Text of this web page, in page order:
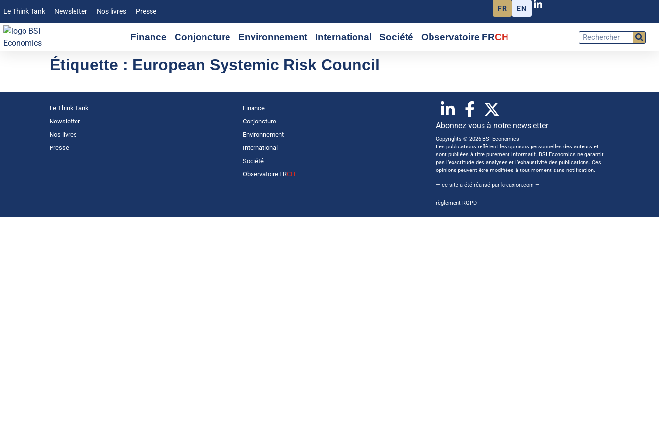
Le Think Tank Newsletter Nos livres Presse FR EN
Finance Conjoncture Environnement International Société Observatoire FRCH
Étiquette : European Systemic Risk Council
Le Think Tank
Newsletter
Nos livres
Presse
Finance
Conjoncture
Environnement
International
Société
Observatoire FRCH
Abonnez vous à notre newsletter
Copyrights © 2026 BSI Economics
Les publications reflètent les opinions personnelles des auteurs et
sont publiées à titre purement informatif. BSI Economics ne garantit
pas l’exactitude des analyses et l’exhaustivité des publications. Ces
opinions peuvent être modifiées à tout moment sans notification.
— ce site a été réalisé par kreaxion.com —
règlement RGPD